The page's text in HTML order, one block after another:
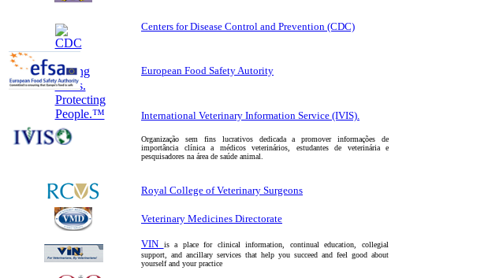
Centers for Disease Control and Prevention (CDC)
European Food Safety Autority
International Veterinary Information Service (IVIS).
Organização sem fins lucrativos dedicada a promover informações de
importância clínica a médicos veterinários, estudantes de veterinária e
pesquisadores na área de saúde animal.
Royal College of Veterinary Surgeons
Veterinary Medicines Directorate
VIN
is a place for clinical information, continual education, collegial
support, and ancillary services that help you succeed and feel good about
yourself and your practice